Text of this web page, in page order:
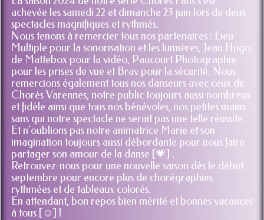
achevée les samedi 22 et dimanche 23 juin lors de deux
spectacles magnifiques et rythmés.
Nous tenons à remercier tous nos partenaires : Lieu
Multiple pour la sonorisation et les lumières, Jean Hugo
de Mattebox pour la vidéo, Paucourt Photographie
pour les prises de vue et Brav pour la sécurité. Nous
remercions également tous nos danseurs avec ceux de
Chorés Varennes, notre public toujours aussi nombreux
et fidèle ainsi que tous nos bénévoles, nos petites mains
sans qui notre spectacle ne serait pas une telle réussite.
Et n'oublions pas notre animatrice Marie et son
imagination toujours aussi débordante pour nous faire
partager son amour de la danse [💗] .
Retrouvez-nous pour une nouvelle saison dès le début
septembre pour encore plus de chorégraphies
rythmées et de tableaux colorés.
En attendant, bon repos bien mérité et bonnes vacances
à tous [☺️] !